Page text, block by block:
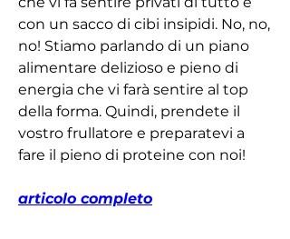
con un sacco di cibi insipidi. No, no,
no! Stiamo parlando di un piano
alimentare delizioso e pieno di
energia che vi farà sentire al top
della forma. Quindi, prendete il
vostro frullatore e preparatevi a
fare il pieno di proteine con noi!
articolo completo